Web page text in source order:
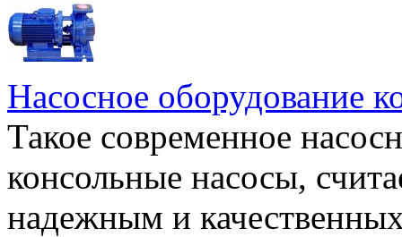
Насосное оборудование
Такое современное
консольные насосы,
надежным и